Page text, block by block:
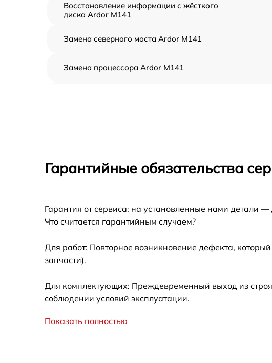
Восстановление информации с жёсткого
диска Ardor M141
Замена северного моста Ardor M141
Замена процессора Ardor M141
Замена звуковой платы Ardor M141
Гарантийные обязательства
Гарантия от сервиса: на установленные нами детали —
Что считается гарантийным случаем?
Для работ: Повторное возникновение дефекта,
запчасти).
Для комплектующих: Преждевременный выход из
соблюдении условий эксплуатации.
Показать полностью